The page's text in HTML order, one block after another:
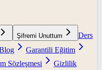
Şifremi Unuttum
Ders
Garantili Eğitim
Sözleşmesi
Gizlilik